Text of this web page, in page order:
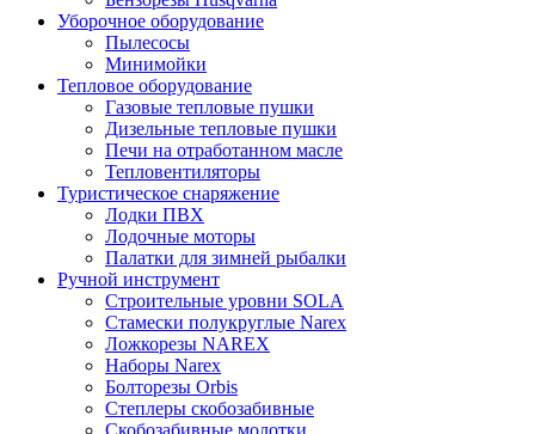
Уборочное оборудование
Пылесосы
Минимойки
Тепловое оборудование
Газовые тепловые пушки
Дизельные тепловые пушки
Печи на отработанном масле
Тепловентиляторы
Туристическое снаряжение
Лодки ПВХ
Лодочные моторы
Палатки для зимней рыбалки
Ручной инструмент
Строительные уровни SOLA
Стамески полукруглые Narex
Ложкорезы NAREX
Наборы Narex
Болторезы Orbis
Степлеры скобозабивные
Скобозабивные молотки